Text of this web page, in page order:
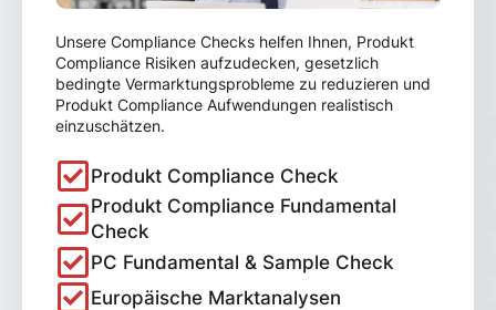
Unsere Compliance Checks helfen Ihnen, Produkt
Compliance Risiken aufzudecken, gesetzlich
bedingte Vermarktungsprobleme zu reduzieren und
Produkt Compliance Aufwendungen realistisch
einzuschätzen.
Produkt Compliance Check
Produkt Compliance Fundamental
Check
PC Fundamental & Sample Check
Europäische Marktanalysen